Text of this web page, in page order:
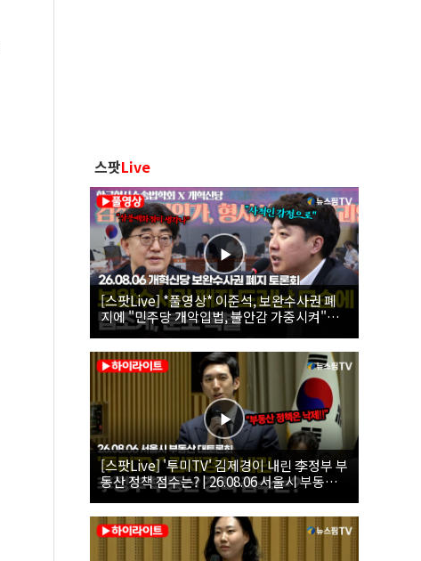
스팟Live
[스팟Live] *풀영상* 이준석, 보완수사권 폐
지에 "민주당 개악입법, 불안감 가중시켜"｜
26.08.06 개혁신당 보완수사권 폐지 토론회
[스팟Live] '투미TV' 김제경이 내린 李정부 부
동산 정책 점수는? | 26.08.06 서울시 부동산
대토론회